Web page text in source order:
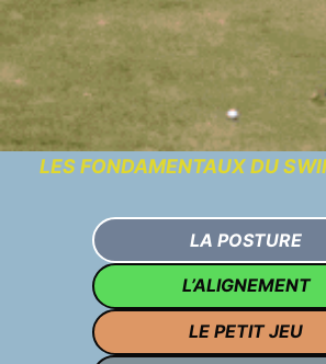
LES FONDAMENTAUX DU
LA POSTURE
L’ALIGNEMENT
LE PETIT JEU